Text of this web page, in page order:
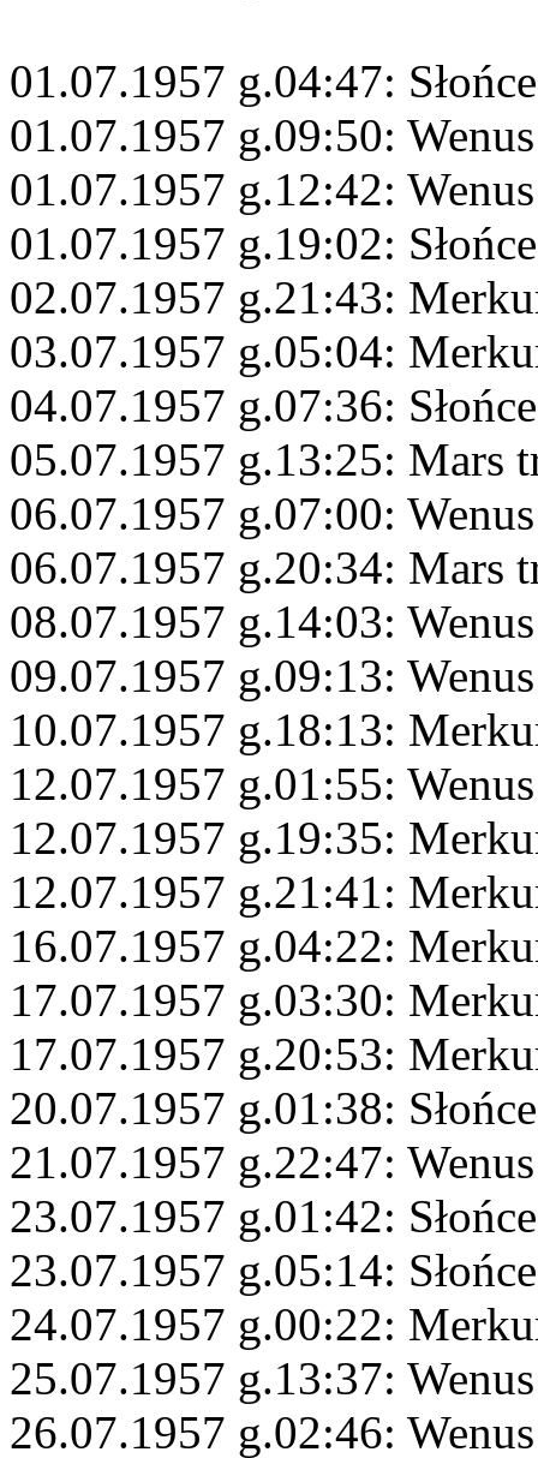
01.07.1957 g.04:47:
01.07.1957 g.09:50:
01.07.1957 g.12:42:
01.07.1957 g.19:02:
02.07.1957 g.21:43:
03.07.1957 g.05:04:
04.07.1957 g.07:36:
05.07.1957 g.13:25: Mars
06.07.1957 g.07:00:
06.07.1957 g.20:34: Mars
08.07.1957 g.14:03:
09.07.1957 g.09:13:
10.07.1957 g.18:13:
12.07.1957 g.01:55:
12.07.1957 g.19:35:
12.07.1957 g.21:41:
16.07.1957 g.04:22:
17.07.1957 g.03:30:
17.07.1957 g.20:53:
20.07.1957 g.01:38:
21.07.1957 g.22:47:
23.07.1957 g.01:42:
23.07.1957 g.05:14:
24.07.1957 g.00:22:
25.07.1957 g.13:37:
26.07.1957 g.02:46: